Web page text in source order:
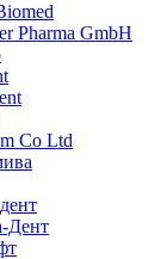
Pharma GmbH
Co Ltd
Дент